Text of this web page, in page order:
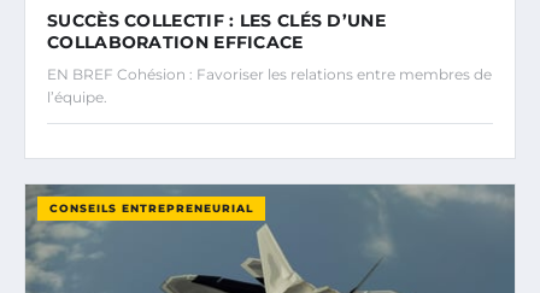
SUCCÈS COLLECTIF : LES CLÉS D’UNE
COLLABORATION EFFICACE
EN BREF Cohésion : Favoriser les relations entre membres de
l’équipe.
CONSEILS ENTREPRENEURIAL